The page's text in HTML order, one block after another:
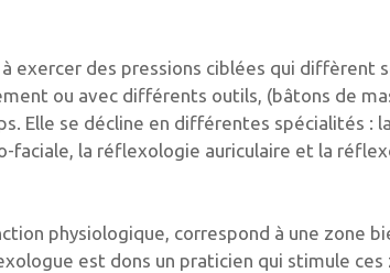
exercer des pressions ciblées qui diffèrent
ou avec différents outils, (bâtons de
Elle se décline en différentes spécialités : la
la réflexologie auriculaire et la
physiologique, correspond à une zone
est dons un praticien qui stimule ces